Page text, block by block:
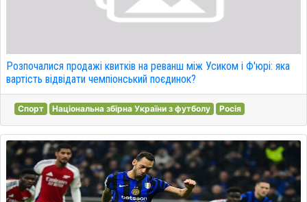
Розпочалися продажі квитків на реванш між Усиком і Ф'юрі: яка
вартість відвідати чемпіонський поєдинок?
Спорт Національна збірна України з футболу Росія